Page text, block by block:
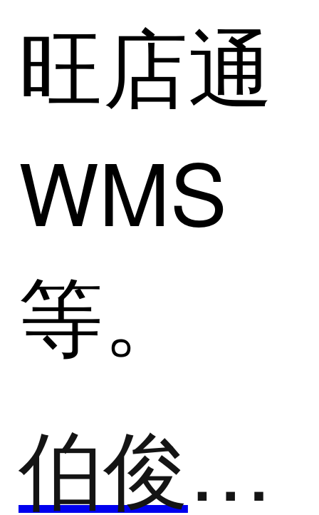
旺店通
WMS
等。
伯俊科技BOS-ERP零售分销